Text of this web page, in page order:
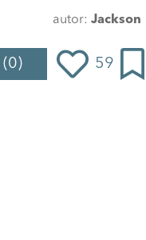
autor: Jackson
(0) 59